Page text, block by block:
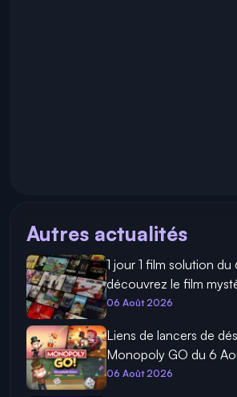
Autres actualités
1 jour 1 film solution
découvrez le film
06 Août 2026
Liens de lancers de
Monopoly GO du 6
06 Août 2026